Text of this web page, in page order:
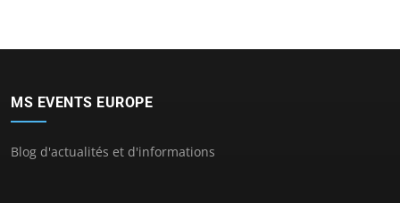
MS EVENTS EUROPE
Blog d'actualités et d'informations